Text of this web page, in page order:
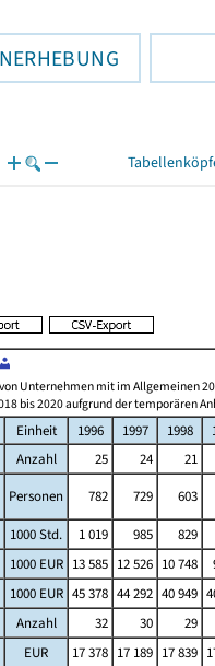
Unternehmen mit im Allgemeinen
bis 2020 aufgrund der temporären
Einheit 1996 1997 1998
Anzahl 25 24 21
Personen 782 729 603
1000 Std. 1 019 985 829
1000 EUR 13 585 12 526 10 748
1000 EUR 45 378 44 292 40 949
Anzahl 32 30 29
EUR 17 378 17 189 17 839